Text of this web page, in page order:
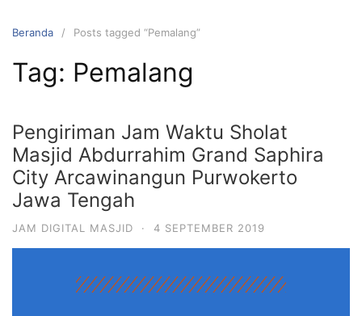
Beranda Posts tagged “Pemalang”
Tag: Pemalang
Pengiriman Jam Waktu Sholat
Masjid Abdurrahim Grand Saphira
City Arcawinangun Purwokerto
Jawa Tengah
JAM DIGITAL MASJID · 4 SEPTEMBER 2019